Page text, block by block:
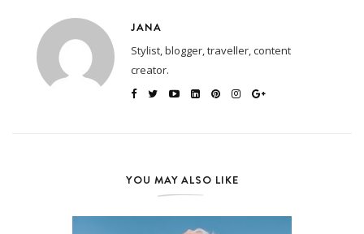
JANA
Stylist, blogger, traveller, content
creator.
YOU MAY ALSO LIKE